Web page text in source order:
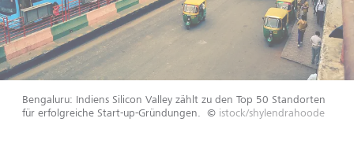
Bengaluru: Indiens Silicon Valley zählt zu den Top 50 Standorten
für erfolgreiche Start-up-Gründungen.
© istock/shylendrahoode